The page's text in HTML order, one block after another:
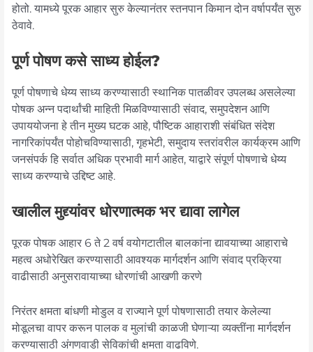
होतो. यामध्ये पूरक आहार सुरु केल्यानंतर स्तनपान किमान दोन वर्षापर्यंत सुरु
ठेवावे.
पूर्ण पोषण कसे साध्य होईल?
पूर्ण पोषणाचे धेय्य साध्य करण्यासाठी स्थानिक पातळीवर उपलब्ध असलेल्या
पोषक अन्न पदार्थांची माहिती मिळविण्यासाठी संवाद, समुपदेशन आणि
उपाययोजना हे तीन मुख्य घटक आहे, पौष्टिक आहाराशी संबंधित संदेश
नागरिकांपर्यंत पोहोचविण्यासाठी, गृहभेटी, समुदाय स्तरांवरील कार्यक्रम आणि
जनसंपर्क हि सर्वात अधिक प्रभावी मार्ग आहेत, याद्वारे संपूर्ण पोषणाचे धेय्य
साध्य करण्याचे उद्दिष्ट आहे.
खालील मुद्द्यांवर धोरणात्मक भर द्यावा लागेल
पूरक पोषक आहार 6 ते 2 वर्ष वयोगटातील बालकांना द्यावयाच्या आहाराचे
महत्व अधोरेखित करण्यासाठी आवश्यक मार्गदर्शन आणि संवाद प्रक्रिया
वाढीसाठी अनुसरावायाच्या धोरणांची आखणी करणे
निरंतर क्षमता बांधणी मोडुल व राज्याने पूर्ण पोषणासाठी तयार केलेल्या
मोडूलचा वापर करून पालक व मुलांची काळजी घेणाऱ्या व्यक्तींना मार्गदर्शन
करण्यासाठी अंगणवाडी सेविकांची क्षमता वाढविणे.